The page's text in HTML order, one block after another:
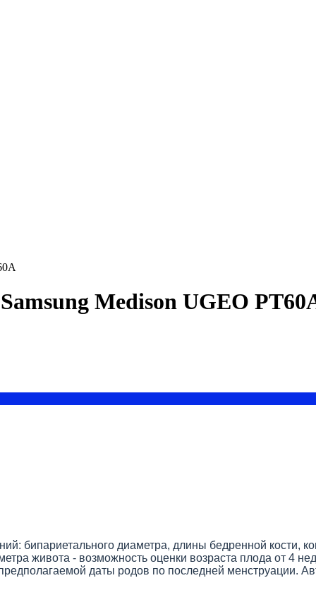
Medison UGEO
бипариетального диаметра, длины бедренной кости,
живота - возможность оценки возраста плода от 4
даты родов по последней менструации.